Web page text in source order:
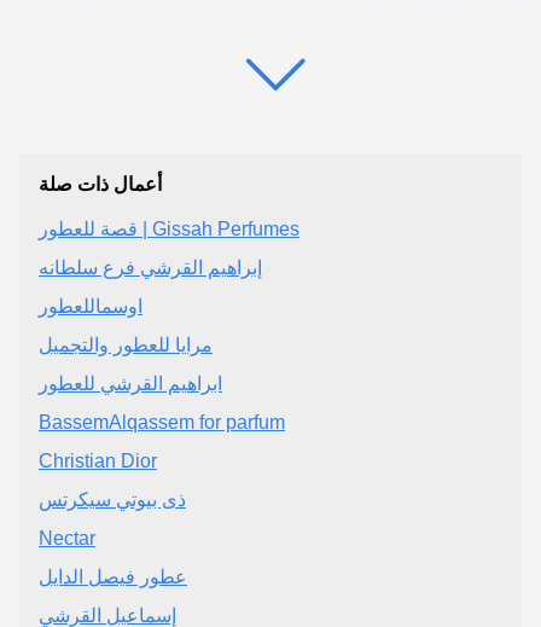
أعمال ذات صلة
قصة للعطور | Gissah Perfumes
إبراهيم القرشي فرع سلطانه
اوسماللعطور
مرايا للعطور والتجميل
ابراهيم القرشي للعطور
BassemAlqassem for parfum
Christian Dior
ذى بيوتي سيكرتس
Nectar
عطور فيصل الدايل
إسماعيل القرشي